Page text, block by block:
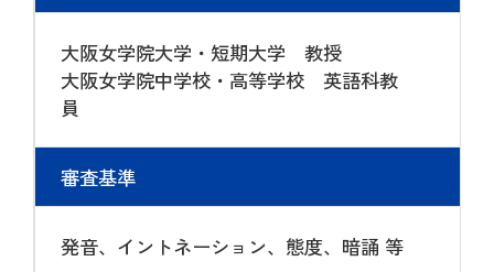
大阪女学院大学・短期大学 教授
大阪女学院中学校・高等学校 英語科教
員
審査基準
発音、イントネーション、態度、暗誦 等